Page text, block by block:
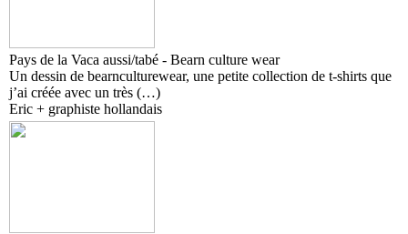
Pays de la Vaca aussi/tabé - Bearn culture wear
Un dessin de bearnculturewear, une petite collection de t-shirts que
j’ai créée avec un très (…)
Eric + graphiste hollandais